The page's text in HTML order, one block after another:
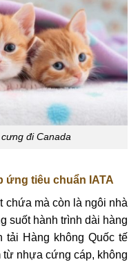
đi Canada
ứng tiêu chuẩn IATA
chứa mà còn là ngôi nhà
suốt hành trình dài hàng
tải Hàng không Quốc tế
nhựa cứng cáp, không